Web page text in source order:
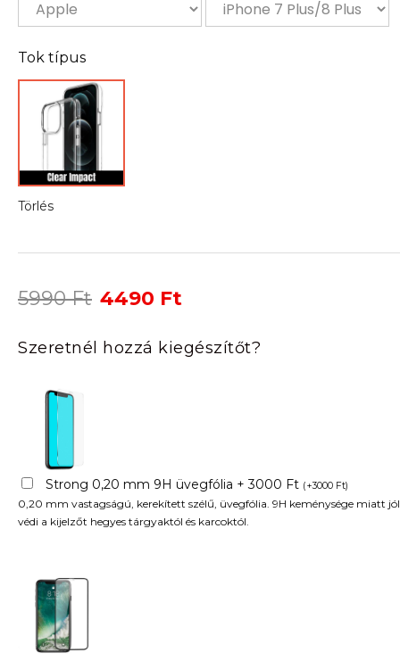
Tok típus
Törlés
5990Ft Original
was:
5990 Ft.
4490 Ft
is:
4490 Ft.
Szeretnél hozzá kiegészítőt?
Strong 0,20 mm 9H üvegfólia + 3000 Ft (+3000 Ft)
0,20 mm vastagságú, kerekített szélű, üvegfólia. 9H keménysége miatt jól
védi a kijelzőt hegyes tárgyaktól és karcoktól.